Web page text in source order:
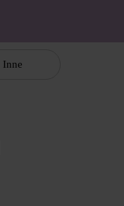
Inne